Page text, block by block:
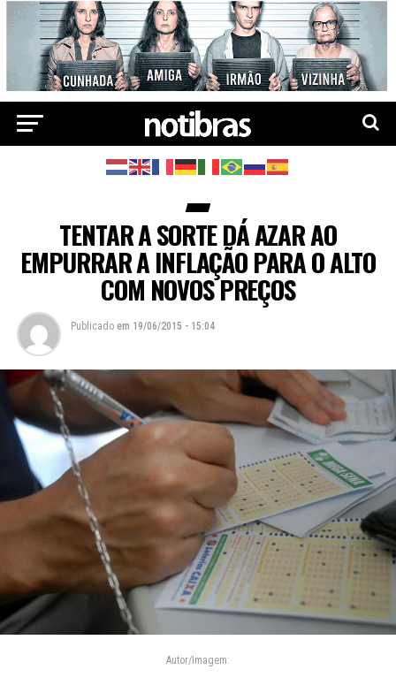
TENTAR A SORTE DÁ AZAR AO
EMPURRAR A INFLAÇÃO PARA O ALTO
COM NOVOS PREÇOS
Publicado em 19/06/2015 - 15:04
Autor/Imagem: